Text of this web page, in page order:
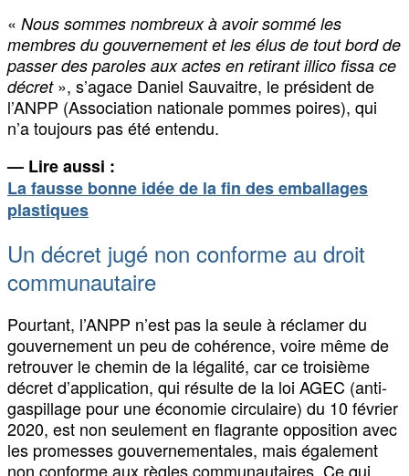
« Nous sommes nombreux à avoir sommé les
membres du gouvernement et les élus de tout bord de
passer des paroles aux actes en retirant illico fissa ce
décret », s’agace Daniel Sauvaitre, le président de
l’ANPP (Association nationale pommes poires), qui
n’a toujours pas été entendu.
— Lire aussi :
La fausse bonne idée de la fin des emballages
plastiques
Un décret jugé non conforme au droit
communautaire
Pourtant, l’ANPP n’est pas la seule à réclamer du
gouvernement un peu de cohérence, voire même de
retrouver le chemin de la légalité, car ce troisième
décret d’application, qui résulte de la loi AGEC (anti-
gaspillage pour une économie circulaire) du 10 février
2020, est non seulement en flagrante opposition avec
les promesses gouvernementales, mais également
non conforme aux règles communautaires. Ce qui